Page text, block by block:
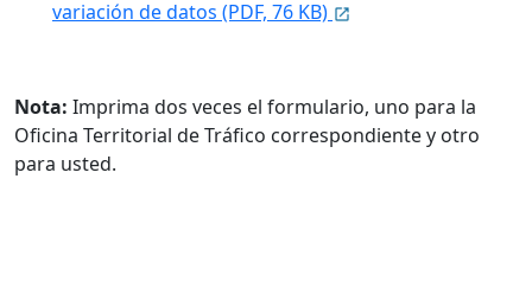
variación de datos (PDF, 76 KB)
Nota: Imprima dos veces el formulario, uno para la
Oficina Territorial de Tráfico correspondiente y otro
para usted.